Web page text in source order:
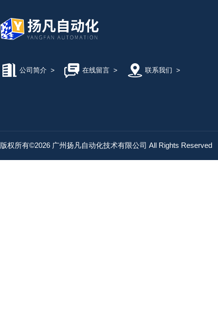
公司简介 > 在线留言> 联系我们 >
版权所有©2026 广州扬凡自动化技术有限公司 All Rights Reserved